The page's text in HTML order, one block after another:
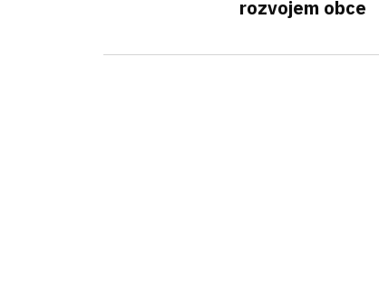
rozvojem obce